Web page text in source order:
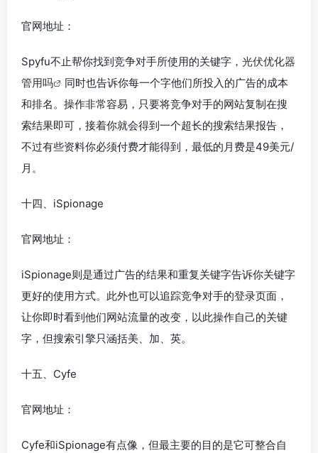
官网地址：
Spyfu不止帮你找到竞争对手所使用的关键字， 光伏优化器
管用吗
同时也告诉你每一个字他们所投入的广告的成本
和排名。操作非常容易，只要将竞争对手的网站复制在搜
索结果即可，接着你就会得到一个超长的搜索结果报告，
不过有些资料你必须付费才能得到，最低的月费是49美元/
月。
十四、iSpionage
官网地址：
iSpionage则是通过广告的结果和重复关键字告诉你关键字
更好的使用方式。此外也可以追踪竞争对手的登录页面，
让你即时看到他们网站流量的改变，以此操作自己的关键
字，但搜索引擎只涵括美、加、英。
十五、Cyfe
官网地址：
Cyfe和iSpionage有点像，但最主要的目的是它可整合自